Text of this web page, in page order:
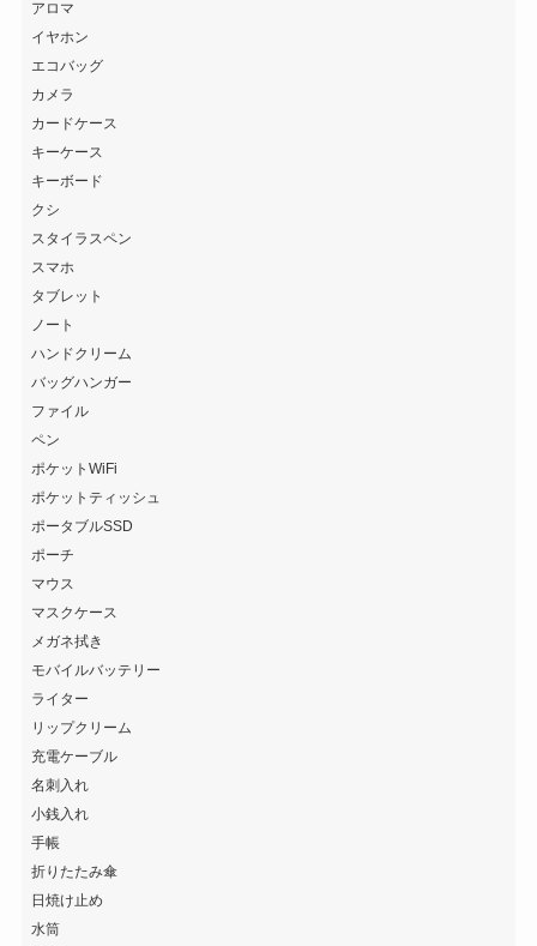
アロマ
イヤホン
エコバッグ
カメラ
カードケース
キーケース
キーボード
クシ
スタイラスペン
スマホ
タブレット
ノート
ハンドクリーム
バッグハンガー
ファイル
ペン
ポケットWiFi
ポケットティッシュ
ポータブルSSD
ポーチ
マウス
マスクケース
メガネ拭き
モバイルバッテリー
ライター
リップクリーム
充電ケーブル
名刺入れ
小銭入れ
手帳
折りたたみ傘
日焼け止め
水筒